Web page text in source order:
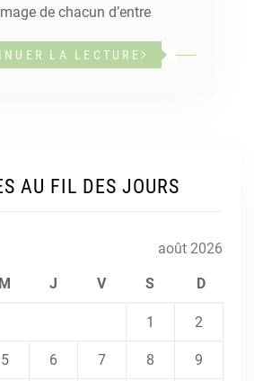
de chacun d’entre
LA LECTURE
AU FIL DES JOURS
août 2026
M J V S D
1 2
5 6 7 8 9